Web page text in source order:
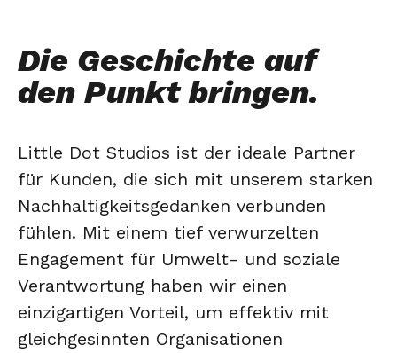
Die Geschichte auf
den Punkt bringen.
Little Dot Studios ist der ideale Partner
für Kunden, die sich mit unserem starken
Nachhaltigkeitsgedanken verbunden
fühlen. Mit einem tief verwurzelten
Engagement für Umwelt- und soziale
Verantwortung haben wir einen
einzigartigen Vorteil, um effektiv mit
gleichgesinnten Organisationen